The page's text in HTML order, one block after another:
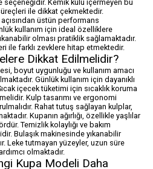
Kemik külü içermeyen bu
ile dikkat çekmektedir.
açısından üstün performans
kullanım için ideal özelliklere
olması pratiklik sağlamaktadır.
ile farklı zevklere hitap etmektedir.
Dikkat Edilmelidir?
boyut uygunluğu ve kullanım amacı
Günlük kullanım için dayanıklı
içecek tüketimi için sıcaklık koruma
Kulp tasarımı ve ergonomi
Rahat tutuş sağlayan kulplar,
Kupanın ağırlığı, özellikle yaşlılar
Temizlik kolaylığı ve bakım
Bulaşık makinesinde yıkanabilir
Leke tutmayan yüzeyler, uzun süre
olmaktadır.
Kupa Modeli Daha